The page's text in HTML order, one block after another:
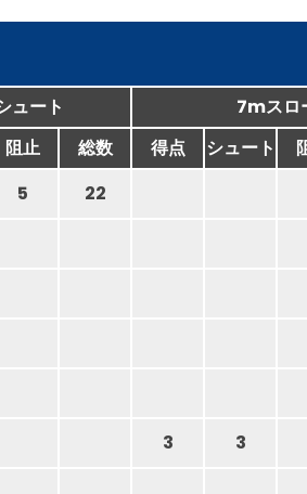
ュート
7mスロ
阻止 総数 得点 シュート
5
22
3
3